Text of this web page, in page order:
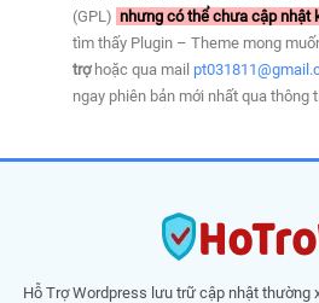
(GPL) nhưng có thể chưa cập nhật
tìm thấy Plugin – Theme mong
trợhoặc qua mail
ngay phiên bản mới nhất qua thông
Hỗ Trợ Wordpress lưu trữ cập nhật thường